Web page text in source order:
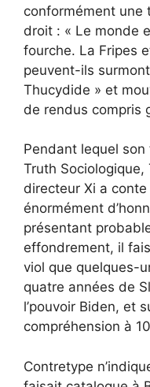
conformément une
droit : « Le monde
fourche. La Fripes
peuvent-ils
Thucydide » et
de rendus compris
Pendant lequel
Truth
directeur Xi a
énormément
présentant
effondrement, il
viol que quelques-
quatre années de
l’pouvoir Biden, et
compréhension à
Contretype